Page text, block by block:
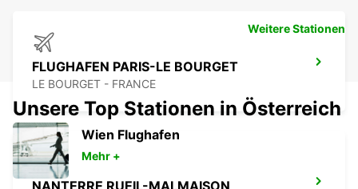
FLUGHAFEN PARIS-LE BOURGET
LE BOURGET - FRANCE
Weitere Stationen
Unsere Top Stationen in Österreich
Wien Flughafen
Mehr +